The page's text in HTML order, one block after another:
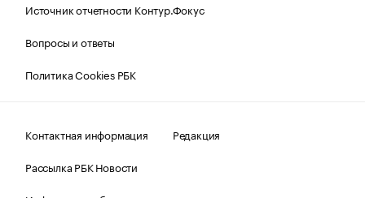
Источник отчетности Контур.Фокус
Вопросы и ответы
Политика Cookies РБК
Контактная информация
Редакция
Рассылка РБК Новости